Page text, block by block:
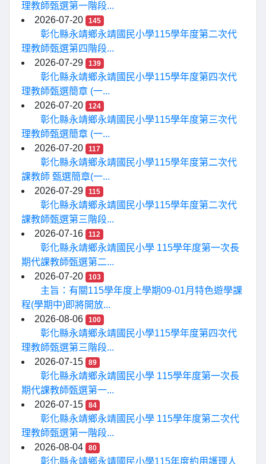
理教師甄選第一階段...
2026-07-20
145
彰化縣永靖鄉永靖國民小學115學年度第二次代
理教師甄選第四階段...
2026-07-29
139
彰化縣永靖鄉永靖國民小學115學年度第四次代
理教師甄選簡章 (一...
2026-07-20
124
彰化縣永靖鄉永靖國民小學115學年度第三次代
理教師甄選簡章 (一...
2026-07-20
117
彰化縣永靖鄉永靖國民小學115學年度第二次代
課教師 甄選簡章(一...
2026-07-29
115
彰化縣永靖鄉永靖國民小學115學年度第二次代
課教師甄選第三階段...
2026-07-16
112
彰化縣永靖鄉永靖國民小學 115學年度第一次長
期代課教師甄選第二...
2026-07-20
103
主旨：有關115學年度上學期09-01月特色遊學課
程(學期中)即將開放...
2026-08-06
100
彰化縣永靖鄉永靖國民小學115學年度第四次代
理教師甄選第三階段...
2026-07-15
89
彰化縣永靖鄉永靖國民小學 115學年度第一次長
期代課教師甄選第一...
2026-07-15
84
彰化縣永靖鄉永靖國民小學 115學年度第二次代
理教師甄選第一階段...
2026-08-04
80
彰化縣永靖鄉永靖國民小學115年度約用護理人